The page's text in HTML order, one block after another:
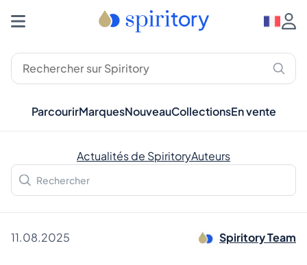
ParcourirMarquesNouveauCollectionsEn vente
Actualités de SpiritoryAuteurs
11.08.2025 Spiritory Team